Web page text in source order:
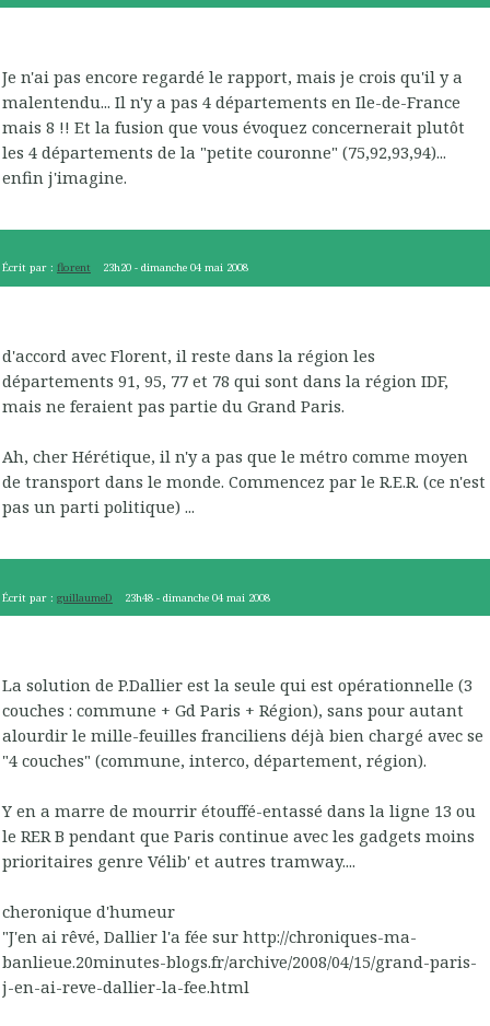
Je n'ai pas encore regardé le rapport, mais je crois qu'il y a
malentendu... Il n'y a pas 4 départements en Ile-de-France
mais 8 !! Et la fusion que vous évoquez concernerait plutôt
les 4 départements de la "petite couronne" (75,92,93,94)...
enfin j'imagine.
Écrit par : florent 23h20 -dimanche 04 mai 2008
d'accord avec Florent, il reste dans la région les
départements 91, 95, 77 et 78 qui sont dans la région IDF,
mais ne feraient pas partie du Grand Paris.
Ah, cher Hérétique, il n'y a pas que le métro comme moyen
de transport dans le monde. Commencez par le R.E.R. (ce n'est
pas un parti politique) ...
Écrit par : guillaumeD 23h48 -dimanche 04 mai 2008
La solution de P.Dallier est la seule qui est opérationnelle (3
couches : commune + Gd Paris + Région), sans pour autant
alourdir le mille-feuilles franciliens déjà bien chargé avec se
"4 couches" (commune, interco, département, région).
Y en a marre de mourrir étouffé-entassé dans la ligne 13 ou
le RER B pendant que Paris continue avec les gadgets moins
prioritaires genre Vélib' et autres tramway....
cheronique d'humeur
"J'en ai rêvé, Dallier l'a fée sur http://chroniques-ma-
banlieue.20minutes-blogs.fr/archive/2008/04/15/grand-paris-
j-en-ai-reve-dallier-la-fee.html